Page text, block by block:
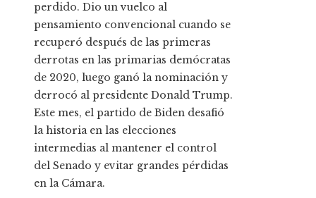
perdido. Dio un vuelco al
pensamiento convencional cuando se
recuperó después de las primeras
derrotas en las primarias demócratas
de 2020, luego ganó la nominación y
derrocó al presidente Donald Trump.
Este mes, el partido de Biden desafió
la historia en las elecciones
intermedias al mantener el control
del Senado y evitar grandes pérdidas
en la Cámara.